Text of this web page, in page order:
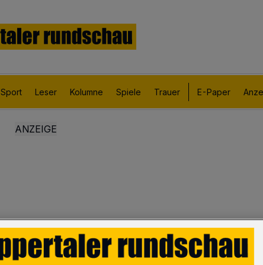
Sport Leser Kolumne Spiele Trauer E-Paper